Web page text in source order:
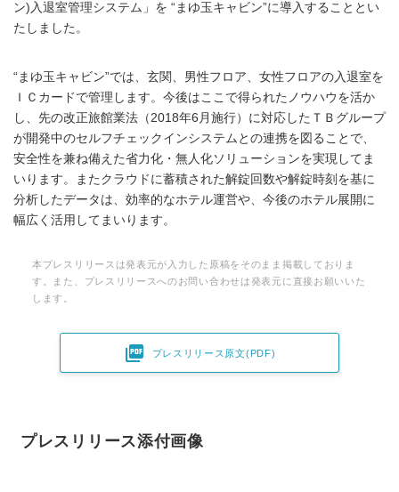
ン)入退室管理システム」を “まゆ玉キャビン”に導入することとい
たしました。
“まゆ玉キャビン”では、玄関、男性フロア、女性フロアの入退室を
ＩＣカードで管理します。今後はここで得られたノウハウを活か
し、先の改正旅館業法（2018年6月施行）に対応したＴＢグループ
が開発中のセルフチェックインシステムとの連携を図ることで、
安全性を兼ね備えた省力化・無人化ソリューションを実現してま
いります。またクラウドに蓄積された解錠回数や解錠時刻を基に
分析したデータは、効率的なホテル運営や、今後のホテル展開に
幅広く活用してまいります。
本プレスリリースは発表元が入力した原稿をそのまま掲載しておりま
す。また、プレスリリースへのお問い合わせは発表元に直接お願いいた
します。
 プレスリリース原文(PDF)
プレスリリース添付画像